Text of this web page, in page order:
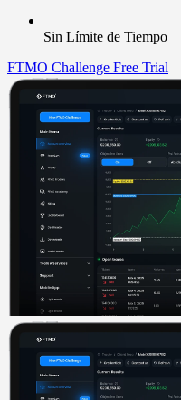
Sin Límite de Tiempo
FTMO Challenge Free Trial